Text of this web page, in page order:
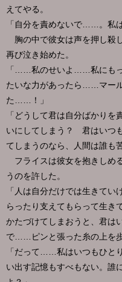
えてやる。
「自分を責めないで……。私
胸の中で彼女は声を押し殺
再び泣き始めた。
「……私のせいよ……私にも
たいな力があったら……マー
た……！」
「どうして君は自分ばかり
いにしてしまう？ 君はいつ
てしまうのなら、人間は誰も
フライスは彼女を抱きしめ
うのを許した。
「人は自分だけでは生きて
らったり支えてもらって生き
かたづけてしまおうと、君は
で……ピンと張った糸の上を歩
「だって……私はいつもひと
い出す記憶もすべもない。